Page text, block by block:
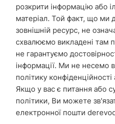
розкрити інформацію або
матеріал. Той факт, що ми
зовнішній ресурс, не
схвалюємо викладені там
не гарантуємо
інформації. Ми не несемо
політику конфіденційності
Якщо у вас є питання або
політики, Ви можете
електронної пошти